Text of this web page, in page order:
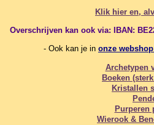
Klik hier en,
Overschrijven kan ook via: IBAN:
- Ook kan je in onze
Archetypen
Boeken
Kristallen
Purperen
Wierook &